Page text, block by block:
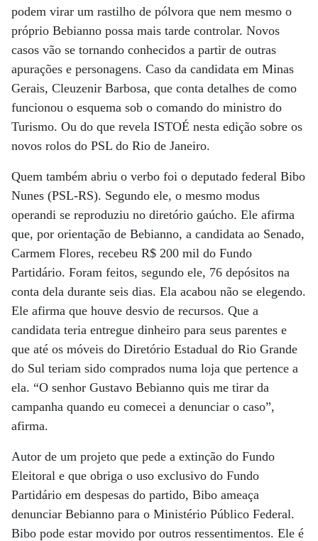
podem virar um rastilho de pólvora que nem mesmo o
próprio Bebianno possa mais tarde controlar. Novos
casos vão se tornando conhecidos a partir de outras
apurações e personagens. Caso da candidata em Minas
Gerais, Cleuzenir Barbosa, que conta detalhes de como
funcionou o esquema sob o comando do ministro do
Turismo. Ou do que revela ISTOÉ nesta edição sobre os
novos rolos do PSL do Rio de Janeiro.
Quem também abriu o verbo foi o deputado federal Bibo
Nunes (PSL-RS). Segundo ele, o mesmo modus
operandi se reproduziu no diretório gaúcho. Ele afirma
que, por orientação de Bebianno, a candidata ao Senado,
Carmem Flores, recebeu R$ 200 mil do Fundo
Partidário. Foram feitos, segundo ele, 76 depósitos na
conta dela durante seis dias. Ela acabou não se elegendo.
Ele afirma que houve desvio de recursos. Que a
candidata teria entregue dinheiro para seus parentes e
que até os móveis do Diretório Estadual do Rio Grande
do Sul teriam sido comprados numa loja que pertence a
ela. “O senhor Gustavo Bebianno quis me tirar da
campanha quando eu comecei a denunciar o caso”,
afirma.
Autor de um projeto que pede a extinção do Fundo
Eleitoral e que obriga o uso exclusivo do Fundo
Partidário em despesas do partido, Bibo ameaça
denunciar Bebianno para o Ministério Público Federal.
Bibo pode estar movido por outros ressentimentos. Ele é